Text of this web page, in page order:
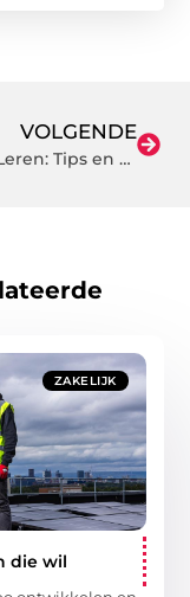
VOLGENDE
"Engels Leren: Tips en Hulpmiddelen voor Een Succesvolle Taalverwerving"
ZAKELIJK
die wil